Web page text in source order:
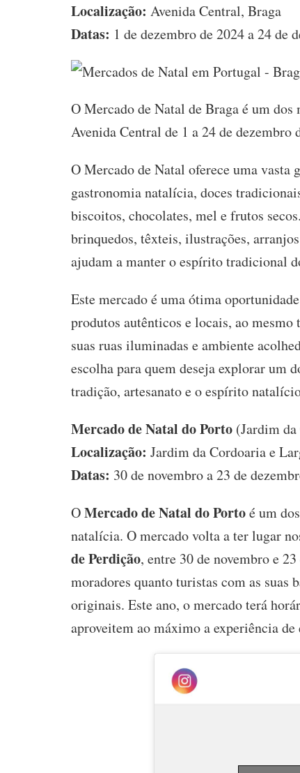
Localização: Avenida Central, Braga
Datas: 1 de dezembro de 2024 a 24 de
O Mercado de Natal de Braga é um
Avenida Central de 1 a 24 de dezembro
O Mercado de Natal oferece uma
gastronomia natalícia, doces
biscoitos, chocolates, mel e frutos
brinquedos, têxteis, ilustrações,
ajudam a manter o espírito tradicional
Este mercado é uma ótima
produtos autênticos e locais, ao mesmo
suas ruas iluminadas e ambiente
escolha para quem deseja explorar um
tradição, artesanato e o espírito
Mercado de Natal do Porto (Jardim
Localização: Jardim da Cordoaria e
Datas: 30 de novembro a 23 de
OMercado de Natal do Portoé um
natalícia. O mercado volta a ter lugar
de Perdição, entre 30 de novembro e
moradores quanto turistas com as suas
originais. Este ano, o mercado terá
aproveitem ao máximo a experiência de